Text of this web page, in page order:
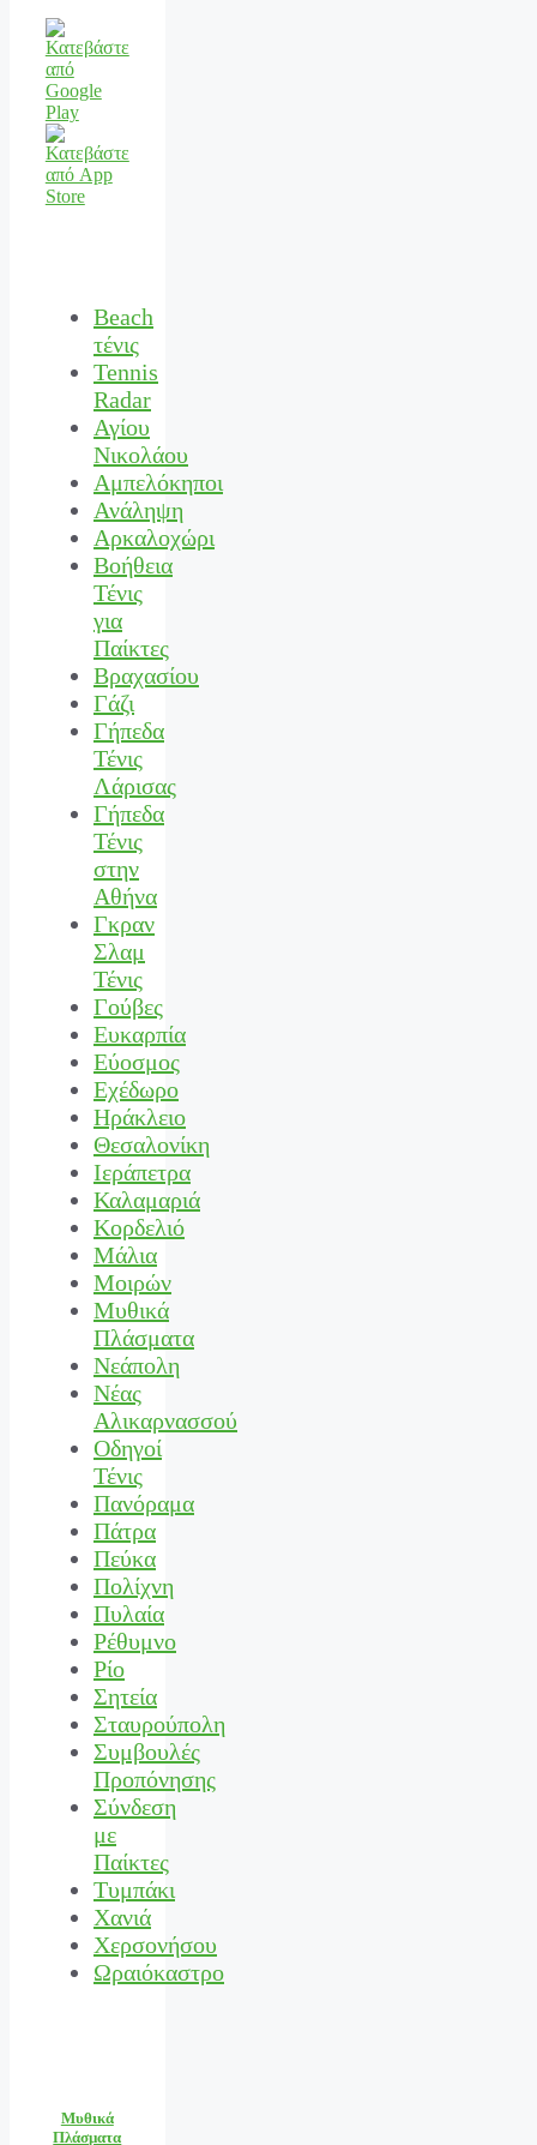
Beach
τένις
Tennis
Radar
Αγίου
Νικολάου
Αμπελόκηποι
Ανάληψη
Αρκαλοχώρι
Βοήθεια
Τένις
για
Παίκτες
Βραχασίου
Γάζι
Γήπεδα
Τένις
Λάρισας
Γήπεδα
Τένις
στην
Αθήνα
Γκραν
Σλαμ
Τένις
Γούβες
Ευκαρπία
Εύοσμος
Εχέδωρο
Ηράκλειο
Θεσαλονίκη
Ιεράπετρα
Καλαμαριά
Κορδελιό
Μάλια
Μοιρών
Μυθικά
Πλάσματα
Νεάπολη
Νέας
Αλικαρνασσού
Οδηγοί
Τένις
Πανόραμα
Πάτρα
Πεύκα
Πολίχνη
Πυλαία
Ρέθυμνο
Ρίο
Σητεία
Σταυρούπολη
Συμβουλές
Προπόνησης
Σύνδεση
με
Παίκτες
Τυμπάκι
Χανιά
Χερσονήσου
Ωραιόκαστρο
Μυθικά
Πλάσματα